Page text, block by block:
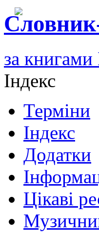
за
Індекс
Терміни
Індекс
Додатки
Цікаві